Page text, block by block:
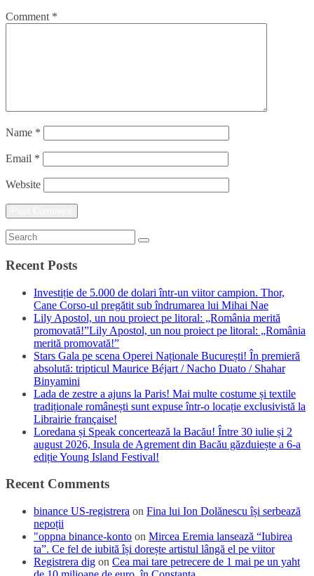
Comment *
Name *
Email *
Website
Recent Posts
Investiție de 5.000 de dolari într-un viitor campion. Thor,
Cane Corso-ul pregătit sub îndrumarea lui Mihai Nae
Lily Apostol, un nou proiect pe litoral: „România merită
promovată!”Lily Apostol, un nou proiect pe litoral: „România
merită promovată!”
Stars Gala pe scena Operei Naționale București! În premieră
absolută: tripticul Maurice Béjart / Nacho Duato / Shahar
Binyamini
Lada de zestre a ajuns la Paris! Mai multe costume și textile
tradiționale românești sunt expuse într-o locație exclusivistă la
Librairie française!
Loredana și Speak concertează la Bacău! Între 30 iulie și 2
august 2026, Insula de Agrement din Bacău găzduiește a 6-a
ediție Young Island Festival!
Recent Comments
binance US-registrera on Fina lui Ion Dolănescu își serbează
nepoții
"oppna binance-konto on Mircea Eremia lansează “Iubirea
ta”. Ce fel de iubită își dorește artistul lângă el pe viitor
Registrera dig on Cea mai tare petrecere de 1 mai pe un yaht